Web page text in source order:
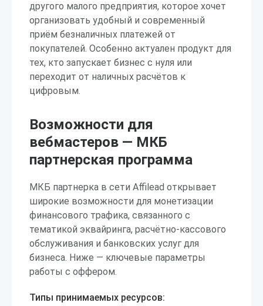
другого малого предприятия, которое хочет
организовать удобный и современный
приём безналичных платежей от
покупателей. Особенно актуален продукт для
тех, кто запускает бизнес с нуля или
переходит от наличных расчётов к
цифровым.
Возможности для
вебмастеров — МКБ
партнерская программа
МКБ партнерка в сети Affilead открывает
широкие возможности для монетизации
финансового трафика, связанного с
тематикой эквайринга, расчётно-кассового
обслуживания и банковских услуг для
бизнеса. Ниже — ключевые параметры
работы с оффером.
Типы принимаемых ресурсов: